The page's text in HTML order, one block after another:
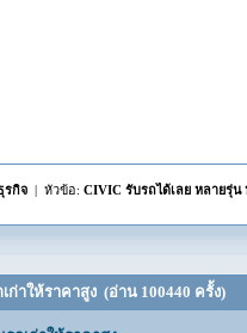
รกิจ| หัวข้อ: CIVIC รับรถได้เลย หลายรุ่
าให้ราคาสูง (อ่าน 100440 ครั้ง)